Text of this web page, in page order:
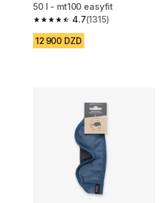
reviews
50 l - mt100 easyfit
4.7
4.7 out of 5 stars from 1315
(1315)
12 900 DZD